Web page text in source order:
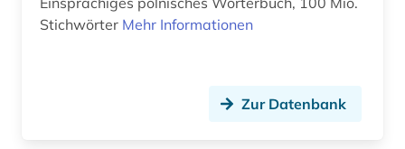
Stichwörter Mehr Informationen
Zur Datenbank